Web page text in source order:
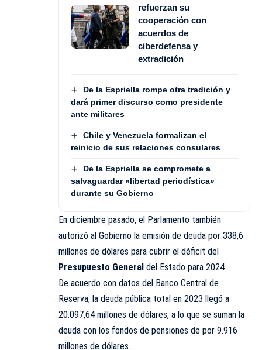
refuerzan su
cooperación con
acuerdos de
ciberdefensa y
extradición
De la Espriella rompe otra tradición y
dará primer discurso como presidente
ante militares
Chile y Venezuela formalizan el
reinicio de sus relaciones consulares
De la Espriella se compromete a
salvaguardar «libertad periodística»
durante su Gobierno
En diciembre pasado, el Parlamento también
autorizó al Gobierno la emisión de deuda por 338,6
millones de dólares para cubrir el déficit del
Presupuesto General del Estado para 2024.
De acuerdo con datos del Banco Central de
Reserva, la deuda pública total en 2023 llegó a
20.097,64 millones de dólares, a lo que se suman la
deuda con los fondos de pensiones de por 9.916
millones de dólares.